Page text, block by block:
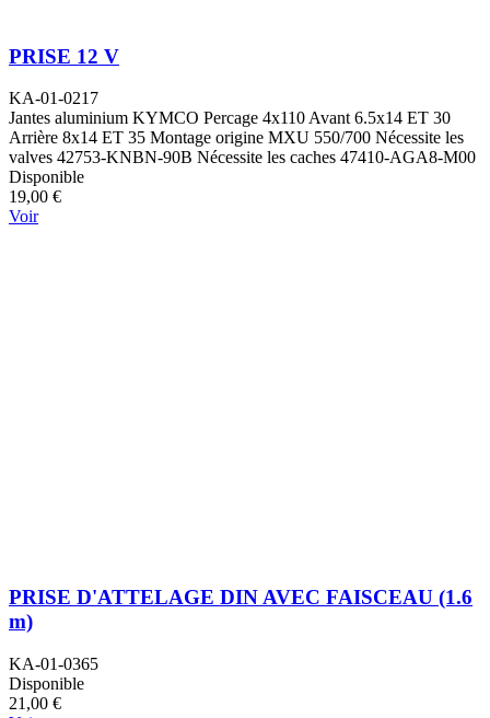
PRISE 12 V
KA-01-0217
Jantes aluminium KYMCO Percage 4x110 Avant 6.5x14 ET 30
Arrière 8x14 ET 35 Montage origine MXU 550/700 Nécessite les
valves 42753-KNBN-90B Nécessite les caches 47410-AGA8-M00
Disponible
19,00 €
Voir
PRISE D'ATTELAGE DIN AVEC FAISCEAU (1.6
m)
KA-01-0365
Disponible
21,00 €